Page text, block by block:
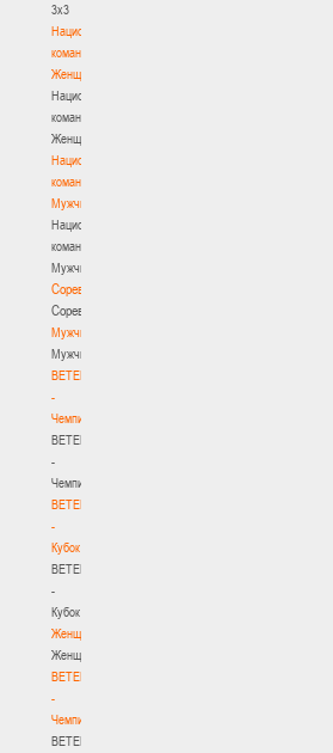
3х3
Национальная
команда.
Женщины
Национальная
команда.
Женщины
Национальная
команда.
Мужчины
Национальная
команда.
Мужчины
Соревнования
Соревнования
Мужчины
Мужчины
BETERA
-
Чемпионат
BETERA
-
Чемпионат
BETERA
-
Кубок
BETERA
-
Кубок
Женщины
Женщины
BETERA
-
Чемпионат
BETERA